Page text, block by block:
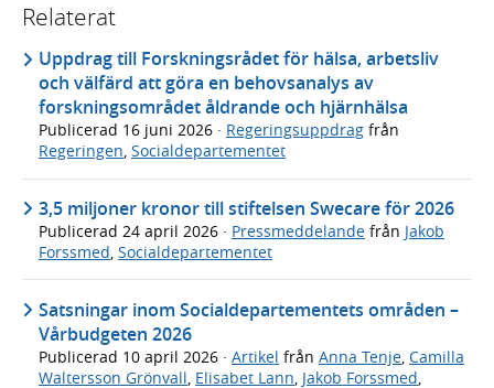
Relaterat
Uppdrag till Forskningsrådet för hälsa, arbetsliv
och välfärd att göra en behovsanalys av
forskningsområdet åldrande och hjärnhälsa
Publicerad 16 juni 2026 · Regeringsuppdrag från
Regeringen, Socialdepartementet
3,5 miljoner kronor till stiftelsen Swecare för 2026
Publicerad 24 april 2026 · Pressmeddelande från Jakob
Forssmed, Socialdepartementet
Satsningar inom Socialdepartementets områden –
Vårbudgeten 2026
Publicerad 10 april 2026 · Artikel från Anna Tenje Camilla
Waltersson Grönvall Elisabet Lann Jakob Forssmed